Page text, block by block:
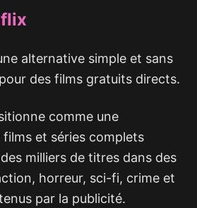
alternative simple et sans
des films gratuits directs.
comme une
et séries complets
milliers de titres dans des
horreur, sci-fi, crime et
par la publicité.